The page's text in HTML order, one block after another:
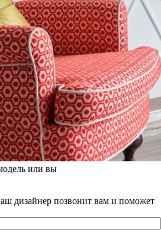
или вы
дизайнер позвонит вам и поможет